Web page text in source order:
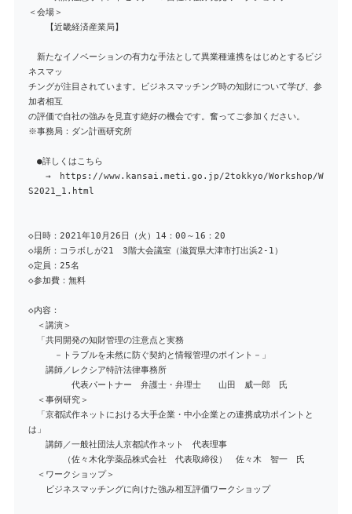
＜会場＞
【近畿経済産業局】
新たなイノベーションの有力な手法として異業種連携をはじめとするビジ
ネスマッ
チングが注目されています。ビジネスマッチング時の知財について学び、参
加者相互
の評価で自社の強みを見直す絶好の機会です。奮ってご参加ください。
※事務局：ダン計画研究所
●詳しくはこちら
→ https://www.kansai.meti.go.jp/2tokkyo/Workshop/W
S2021_1.html
◇日時：2021年10月26日（火）14：00～16：20
◇場所：コラボしが21 3階大会議室（滋賀県大津市打出浜2-1）
◇定員：25名
◇参加費：無料
◇内容：
＜講演＞
「共同開発の知財管理の注意点と実務
－トラブルを未然に防ぐ契約と情報管理のポイント－」
講師／レクシア特許法律事務所
代表パートナー 弁護士・弁理士 山田 威一郎 氏
＜事例研究＞
「京都試作ネットにおける大手企業・中小企業との連携成功ポイントと
は」
講師／一般社団法人京都試作ネット 代表理事
（佐々木化学薬品株式会社 代表取締役） 佐々木 智一 氏
＜ワークショップ＞
ビジネスマッチングに向けた強み相互評価ワークショップ